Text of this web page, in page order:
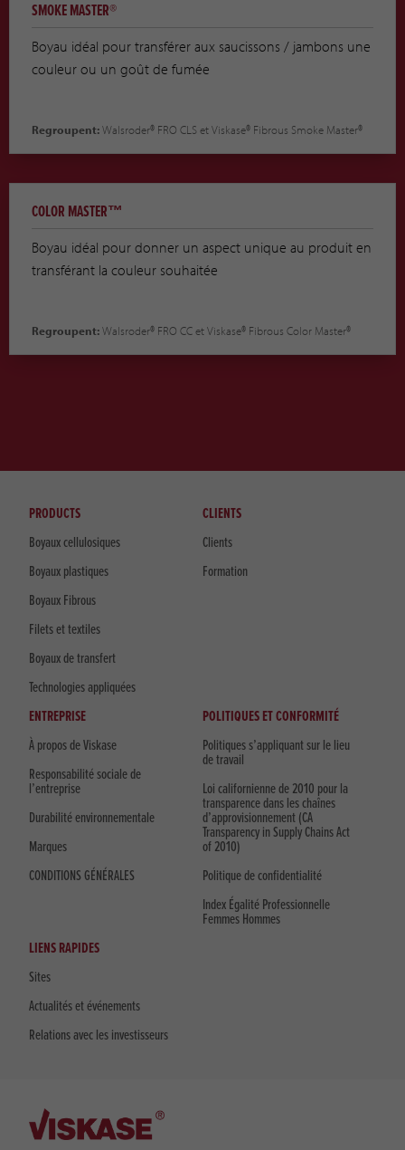
SMOKE MASTER®
Boyau idéal pour transférer aux saucissons / jambons une
couleur ou un goût de fumée
Regroupent:Walsroder® FRO CLS et Viskase® Fibrous Smoke Master®
COLOR MASTER™
Boyau idéal pour donner un aspect unique au produit en
transférant la couleur souhaitée
Regroupent:Walsroder® FRO CC et Viskase® Fibrous Color Master®
PRODUCTS
Boyaux cellulosiques
Boyaux plastiques
Boyaux Fibrous
Filets et textiles
Boyaux de transfert
Technologies appliquées
CLIENTS
Clients
Formation
ENTREPRISE
À propos de Viskase
Responsabilité sociale de
l’entreprise
Durabilité environnementale
Marques
CONDITIONS GÉNÉRALES
POLITIQUES ET CONFORMITÉ
Politiques s’appliquant sur le lieu
de travail
Loi californienne de 2010 pour la
transparence dans les chaînes
d’approvisionnement (CA
Transparency in Supply Chains Act
of 2010)
Politique de confidentialité
Index Égalité Professionnelle
Femmes Hommes
LIENS RAPIDES
Sites
Actualités et événements
Relations avec les investisseurs